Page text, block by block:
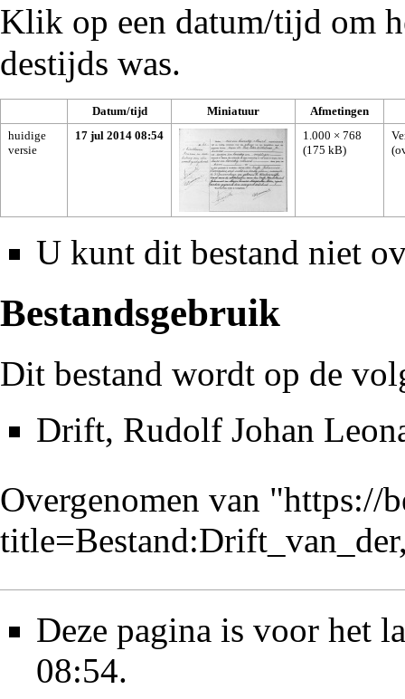
Klik op een datum/tijd om
destijds was.
Datum/tijd Miniatuur
Afmetingen
huidige
versie
17 jul 2014 08:54
1.000 × 768
(175 kB)
(
U kunt dit bestand niet
Bestandsgebruik
Dit bestand wordt op de
Drift, Rudolf Johan
Overgenomen van "https://
Deze pagina is voor het
08:54.